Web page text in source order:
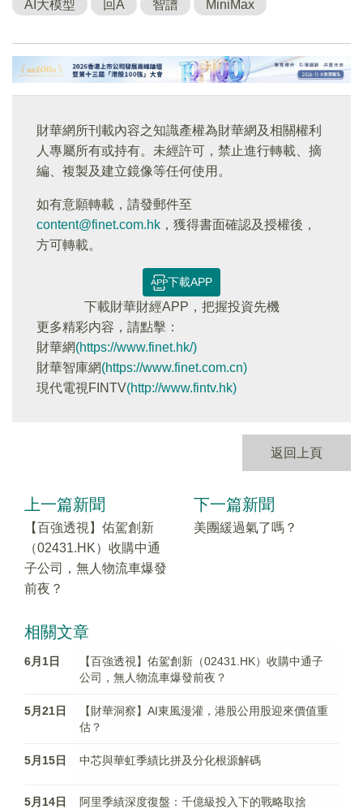
AI大模型 回A 智譜 MiniMax
財華網所刊載內容之知識產權為財華網及相關權利
人專屬所有或持有。未經許可，禁止進行轉載、摘
編、複製及建立鏡像等任何使用。
如有意願轉載，請發郵件至
content@finet.com.hk ，獲得書面確認及授權後，
方可轉載。
下載APP
下載財華財經APP，把握投資先機
更多精彩内容，請點擊：
財華網(https://www.finet.hk/)
財華智庫網(https://www.finet.com.cn)
現代電視FINTV(http://www.fintv.hk)
返回上頁
上一篇新聞
【百強透視】佑駕創新
（02431.HK）收購中通
子公司，無人物流車爆發
前夜？
下一篇新聞
美團緩過氣了嗎？
相關文章
6月1日
【百強透視】佑駕創新（02431.HK）收購中通子
公司，無人物流車爆發前夜？
5月21日
【財華洞察】AI東風漫灌，港股公用股迎來價值重
估？
5月15日 中芯與華虹季績比拼及分化根源解碼
5月14日 阿里季績深度復盤：千億級投入下的戰略取捨